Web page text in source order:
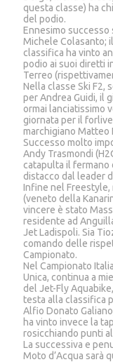
questa classe) ha
del podio.
Ennesimo
Michele Colasanto;
classifica ha vinto
podio ai suoi diretti
Terreo
Nella classe Ski F2,
per Andrea Guidi, il
ormai lanciatissimo
giornata per il
marchigiano Matteo
Successo molto
Andy Trasmondi
catapulta il fermano
distacco dal leader
Infine nel Freestyle,
(veneto della
vincere è stato
residente ad
Jet Ladispoli. Sia
comando delle
Campionato.
Nel Campionato
Unica, continua a
del Jet-Fly
testa alla classifica
Alfio Donato
ha vinto invece la
rosicchiando punti
La successiva e
Moto d’Acqua sarà